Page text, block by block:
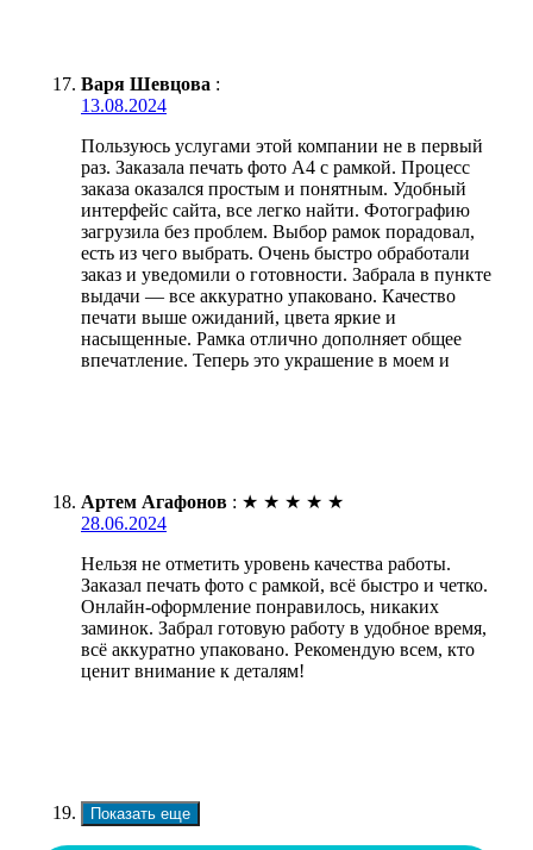
Варя Шевцова :
13.08.2024
Пользуюсь услугами этой компании не в первый
раз. Заказала печать фото А4 с рамкой. Процесс
заказа оказался простым и понятным. Удобный
интерфейс сайта, все легко найти. Фотографию
загрузила без проблем. Выбор рамок порадовал,
есть из чего выбрать. Очень быстро обработали
заказ и уведомили о готовности. Забрала в пункте
выдачи — все аккуратно упаковано. Качество
печати выше ожиданий, цвета яркие и
насыщенные. Рамка отлично дополняет общее
впечатление. Теперь это украшение в моем и
Артем Агафонов : ★ ★ ★ ★ ★
28.06.2024
Нельзя не отметить уровень качества работы.
Заказал печать фото с рамкой, всё быстро и четко.
Онлайн-оформление понравилось, никаких
заминок. Забрал готовую работу в удобное время,
всё аккуратно упаковано. Рекомендую всем, кто
ценит внимание к деталям!
Показать еще